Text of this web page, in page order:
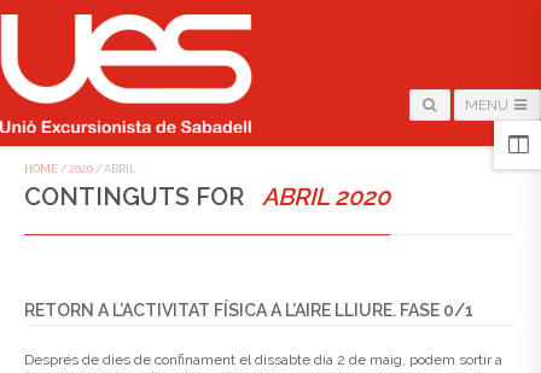
MENU
HOME / 2020 / ABRIL
CONTINGUTS FOR ABRIL 2020
RETORN A L’ACTIVITAT FÍSICA A L’AIRE LLIURE. FASE 0/1
Després de dies de confinament el dissabte dia 2 de maig, podem sortir a